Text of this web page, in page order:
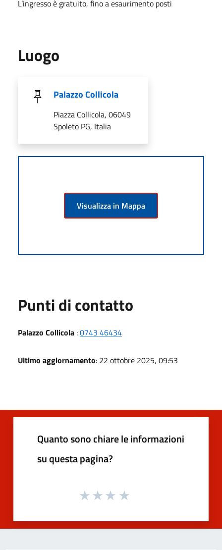
L’ingresso è gratuito, fino a esaurimento posti
Luogo
Palazzo Collicola
Piazza Collicola, 06049
Spoleto PG, Italia
Visualizza in Mappa
Punti di contatto
Palazzo Collicola :0743 46434
Ultimo aggiornamento: 22 ottobre 2025, 09:53
Quanto sono chiare le informazioni
su questa pagina?